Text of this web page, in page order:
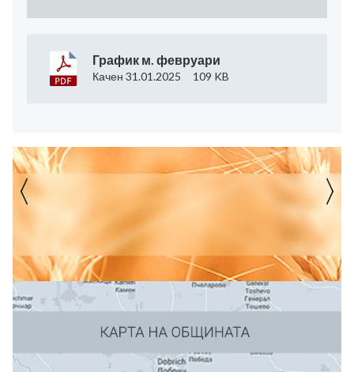
График м. февруари
Качен 31.01.2025 109 KB